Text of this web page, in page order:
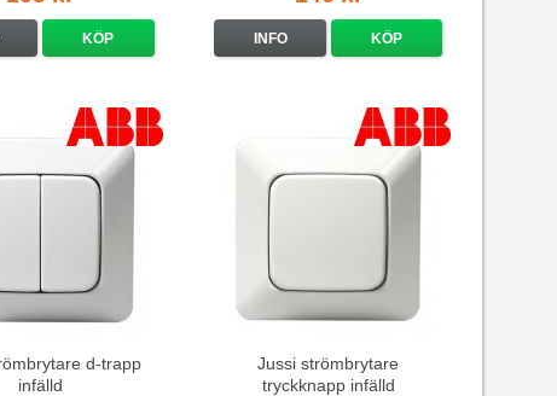
KÖP INFO KÖP
d-trapp
infälld
Jussi strömbrytare
tryckknapp infälld